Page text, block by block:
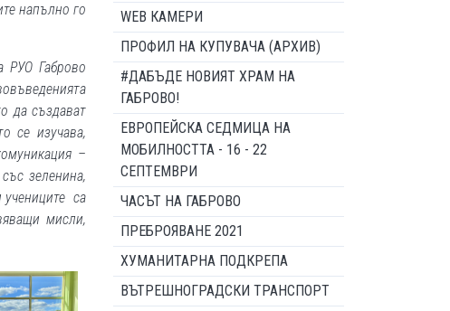
напълно го
РУО Габрово
да създават
се изучава,
–
зеленина,
учениците са
мисли,
WEB КАМЕРИ
ПРОФИЛ НА КУПУВАЧА (АРХИВ)
#ДАБЪДЕ НОВИЯТ ХРАМ НА
ГАБРОВО!
ЕВРОПЕЙСКА СЕДМИЦА НА
МОБИЛНОСТТА - 16 - 22
СЕПТЕМВРИ
ЧАСЪТ НА ГАБРОВО
ПРЕБРОЯВАНЕ 2021
ХУМАНИТАРНА ПОДКРЕПА
ВЪТРЕШНОГРАДСКИ ТРАНСПОРТ